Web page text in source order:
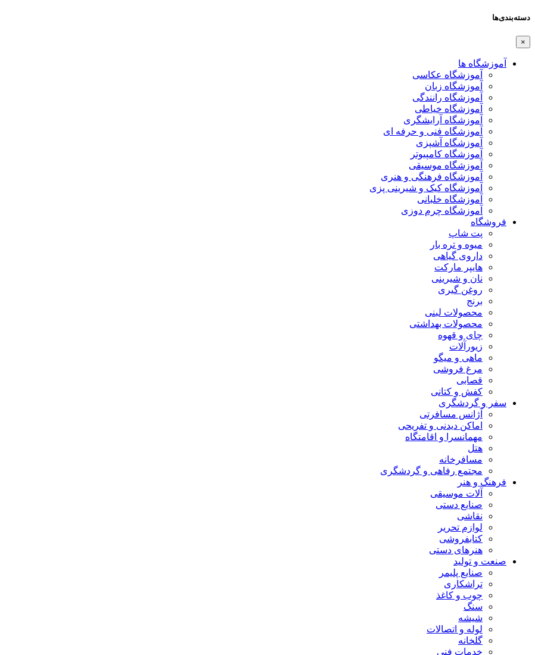
دسته‌بندی‌ها
×
آموزشگاه ها
آموزشگاه عکاسی
آموزشگاه زبان
آموزشگاه رانندگی
آموزشگاه خیاطی
آموزشگاه آرایشگری
آموزشگاه فنی و حرفه ای
آموزشگاه آشپزی
آموزشگاه کامپیوتر
آموزشگاه موسیقی
آموزشگاه فرهنگی و هنری
آموزشگاه کیک و شیرینی پزی
آموزشگاه خلبانی
آموزشگاه چرم دوزی
فروشگاه
پت شاپ
میوه و تره بار
داروی گیاهی
هایپر مارکت
نان و شیرینی
روغن گیری
برنج
محصولات لبنی
محصولات بهداشتی
چای و قهوه
زیورآلات
ماهی و میگو
مرغ فروشی
قصابی
کفش و کتانی
سفر و گردشگری
آژانس مسافرتی
اماکن دیدنی و تفریحی
مهمانسرا و اقامتگاه
هتل
مسافرخانه
مجتمع رفاهی و گردشگری
فرهنگ و هنر
آلات موسیقی
صنایع دستی
نقاشی
لوازم تحریر
کتابفروشی
هنرهای دستی
صنعت و تولید
صنایع پلیمر
تراشکاری
چوب و کاغذ
سنگ
شیشه
لوله و اتصالات
گلخانه
خدمات فنی